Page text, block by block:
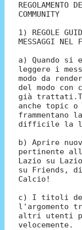
REGOLAMENTO
COMMUNITY
1) REGOLE
MESSAGGI NEL
a) Quando si
leggere i
modo da
del modo
già
anche topic
frammentano
difficile la
b) Aprire
pertinente
Lazio su
su Friends,
Calcio!
c) I titoli dei
l'argomento
altri utenti
velocemente.